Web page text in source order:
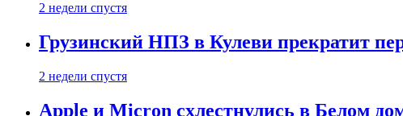
2 недели спустя
Грузинский НПЗ в Кулеви прекратит
2 недели спустя
Apple и Micron схлестнулись в Белом